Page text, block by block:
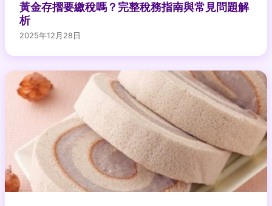
黃金存摺要繳稅嗎？完整稅務指南與常見問題解
析
2025年12月28日